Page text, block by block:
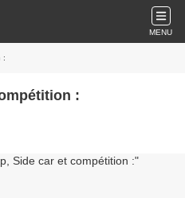
MENU
:
: